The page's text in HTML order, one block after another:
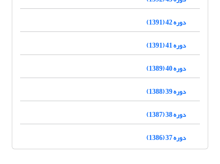
دوره 42 (1391)
دوره 41 (1391)
دوره 40 (1389)
دوره 39 (1388)
دوره 38 (1387)
دوره 37 (1386)